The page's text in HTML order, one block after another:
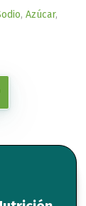
,Azúcar,